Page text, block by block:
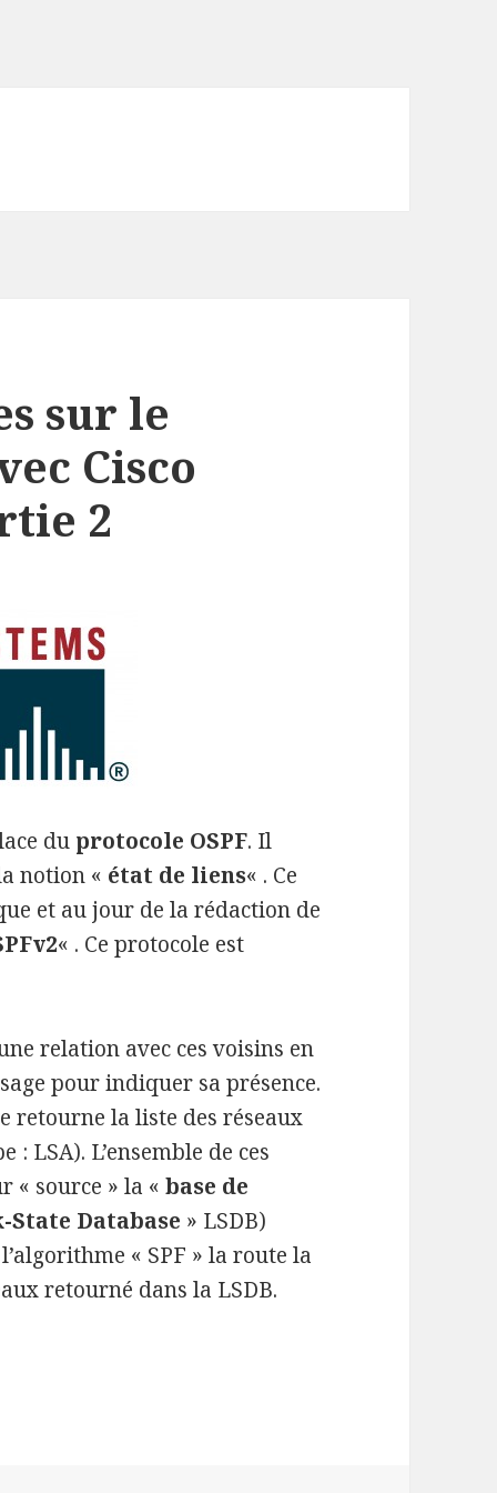
sur le
Cisco
2
du protocole OSPF. Il
notion « état de liens« . Ce
et au jour de la rédaction de
« . Ce protocole est
relation avec ces voisins en
pour indiquer sa présence.
retourne la liste des réseaux
LSA). L’ensemble de ces
« source » la «base de
State Database » LSDB)
« SPF » la route la
retourné dans la LSDB.
sur le protocole OSPF avec Cisco Packet